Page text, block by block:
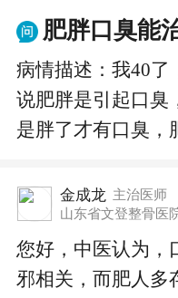
肥胖口臭能
病情描述：我40了
说肥胖是引起口臭
是胖了才有口臭，
金成龙 主治医师
山东省文登整骨医
您好，中医认为，
邪相关，而肥人多